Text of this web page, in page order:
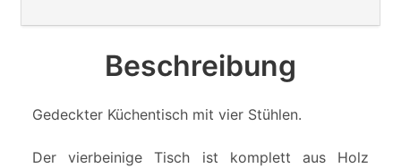
Beschreibung
Gedeckter Küchentisch mit vier Stühlen.
Der vierbeinige Tisch ist komplett aus Holz